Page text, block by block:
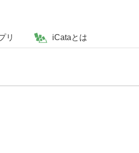
リ iCataとは